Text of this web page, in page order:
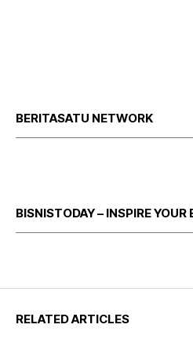
BERITASATU NETWORK
BISNISTODAY – INSPIRE YOUR
RELATED ARTICLES